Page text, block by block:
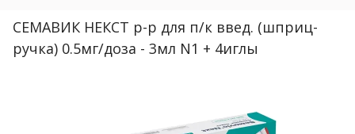
СЕМАВИК НЕКСТ р-р для п/к введ. (шприц-
ручка) 0.5мг/доза - 3мл N1 + 4иглы